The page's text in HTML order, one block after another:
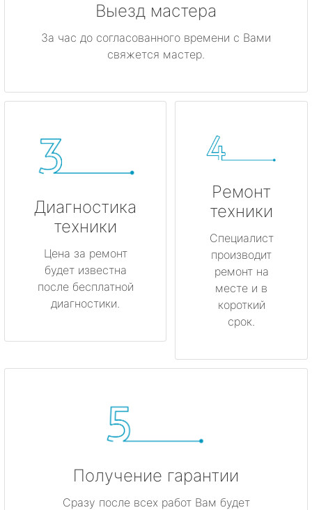
Выезд мастера
За час до согласованного времени с Вами
свяжется мастер.
Диагностика
техники
Цена за ремонт
будет известна
после бесплатной
диагностики.
Ремонт
техники
Специалист
производит
ремонт на
месте и в
короткий
срок.
Получение гарантии
Сразу после всех работ Вам будет